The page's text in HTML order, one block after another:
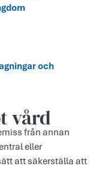
och
vård
från annan
eller
att säkerställa att